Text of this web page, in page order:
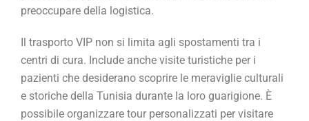
preoccupare della logistica.
Il trasporto VIP non si limita agli spostamenti tra i
centri di cura. Include anche visite turistiche per i
pazienti che desiderano scoprire le meraviglie culturali
e storiche della Tunisia durante la loro guarigione. È
possibile organizzare tour personalizzati per visitare